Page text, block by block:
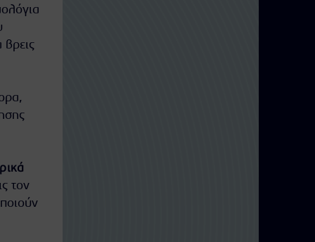
βρεις
τον